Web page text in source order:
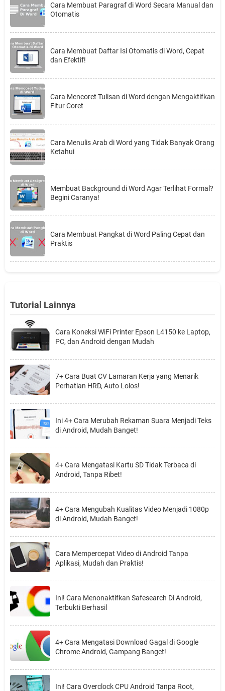
Cara Membuat Paragraf di Word Secara Manual dan
Otomatis
Cara Membuat Daftar Isi Otomatis di Word, Cepat
dan Efektif!
Cara Mencoret Tulisan di Word dengan Mengaktifkan
Fitur Coret
Cara Menulis Arab di Word yang Tidak Banyak Orang
Ketahui
Membuat Background di Word Agar Terlihat Formal?
Begini Caranya!
Cara Membuat Pangkat di Word Paling Cepat dan
Praktis
Tutorial Lainnya
Cara Koneksi WiFi Printer Epson L4150 ke Laptop,
PC, dan Android dengan Mudah
7+ Cara Buat CV Lamaran Kerja yang Menarik
Perhatian HRD, Auto Lolos!
Ini 4+ Cara Merubah Rekaman Suara Menjadi Teks
di Android, Mudah Banget!
4+ Cara Mengatasi Kartu SD Tidak Terbaca di
Android, Tanpa Ribet!
4+ Cara Mengubah Kualitas Video Menjadi 1080p
di Android, Mudah Banget!
Cara Mempercepat Video di Android Tanpa
Aplikasi, Mudah dan Praktis!
Ini! Cara Menonaktifkan Safesearch Di Android,
Terbukti Berhasil
4+ Cara Mengatasi Download Gagal di Google
Chrome Android, Gampang Banget!
Ini! Cara Overclock CPU Android Tanpa Root,